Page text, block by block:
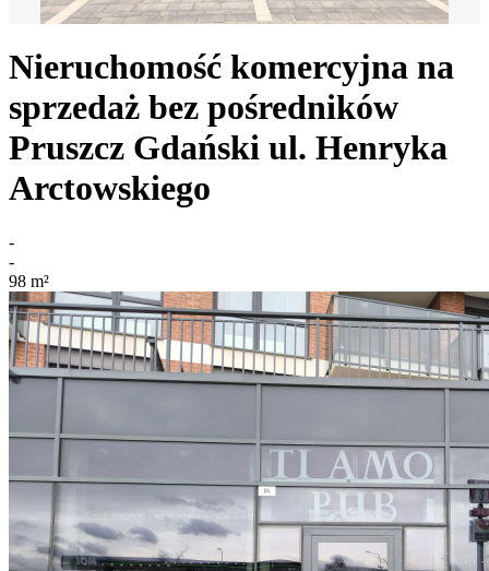
Nieruchomość komercyjna na
sprzedaż bez pośredników
Pruszcz Gdański ul. Henryka
Arctowskiego
-
-
98 m²